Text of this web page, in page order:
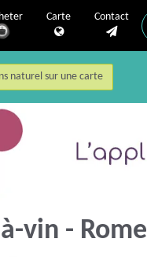
Carte Contact
naturel sur une carte
vin - Rome